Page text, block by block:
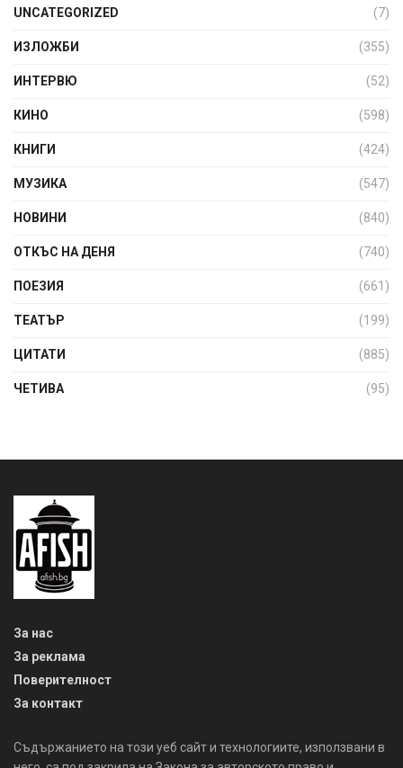
UNCATEGORIZED (7)
ИЗЛОЖБИ (355)
ИНТЕРВЮ (52)
КИНО (598)
КНИГИ (424)
МУЗИКА (547)
НОВИНИ (840)
ОТКЪС НА ДЕНЯ (740)
ПОЕЗИЯ (661)
ТЕАТЪР (199)
ЦИТАТИ (885)
ЧЕТИВА (95)
За нас
За реклама
Поверителност
За контакт
Съдържанието на този уеб сайт и технологиите, използвани в